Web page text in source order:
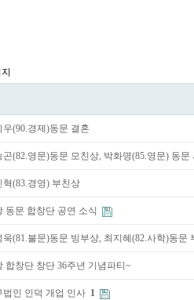
우(90.경제)동문 결혼
곤(82.영문)동문 모친상, 박화명(85.영문) 동문
혁(83.경영) 부친상
동문 합창단 공연 소식
욱(81.불문)동문 빙부상, 최지혜(82.사학)동문
합창단 창단 36주년 기념파티~
법인 인덕 개업 인사 1